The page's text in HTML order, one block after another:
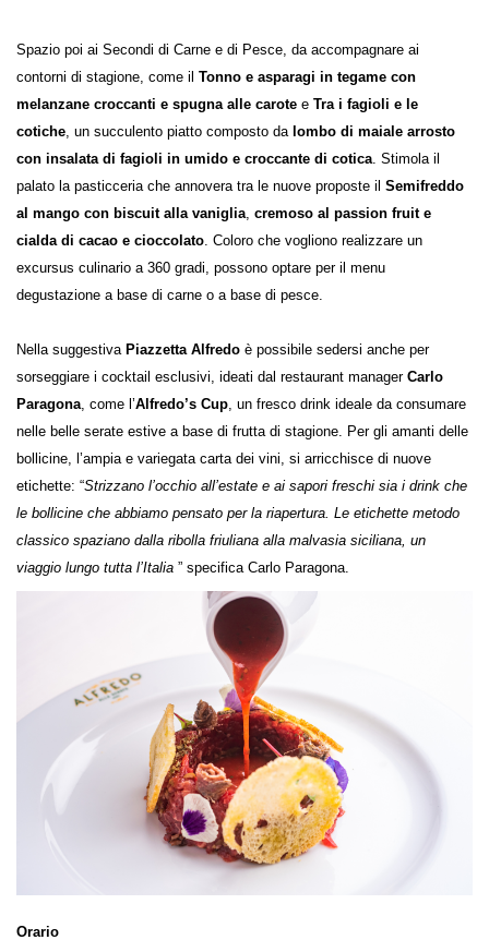
Spazio poi ai Secondi di Carne e di Pesce, da accompagnare ai
contorni di stagione, come il Tonno e asparagi in tegame con
melanzane croccanti e spugna alle carote e Tra i fagioli e le
cotiche , un succulento piatto composto da lombo di maiale arrosto
con insalata di fagioli in umido e croccante di cotica . Stimola il
palato la pasticceria che annovera tra le nuove proposte il Semifreddo
al mango con biscuit alla vaniglia cremoso al passion fruit e
cialda di cacao e cioccolato . Coloro che vogliono realizzare un
excursus culinario a 360 gradi, possono optare per il menu
degustazione a base di carne o a base di pesce.
Nella suggestiva Piazzetta Alfredo è possibile sedersi anche per
sorseggiare i cocktail esclusivi, ideati dal restaurant manager Carlo
Paragona , come l’Alfredo’s Cup , un fresco drink ideale da consumare
nelle belle serate estive a base di frutta di stagione. Per gli amanti delle
bollicine, l’ampia e variegata carta dei vini, si arricchisce di nuove
etichette: “Strizzano l’occhio all’estate e ai sapori freschi sia i drink che
le bollicine che abbiamo pensato per la riapertura. Le etichette metodo
classico spaziano dalla ribolla friuliana alla malvasia siciliana, un
viaggio lungo tutta l’Italia ” specifica Carlo Paragona.
Orario